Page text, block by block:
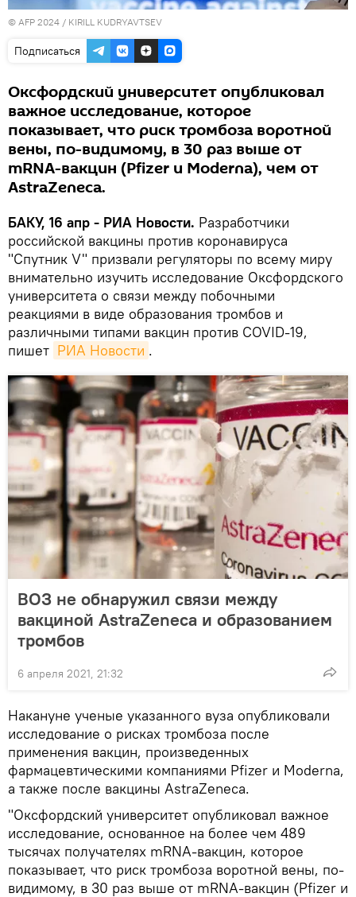
© AFP 2024 / KIRILL KUDRYAVTSEV
Подписаться
Оксфордский университет опубликовал
важное исследование, которое
показывает, что риск тромбоза воротной
вены, по-видимому, в 30 раз выше от
mRNA-вакцин (Pfizer и Moderna), чем от
AstraZeneca.
БАКУ, 16 апр - РИА Новости. Разработчики
российской вакцины против коронавируса
"Спутник V" призвали регуляторы по всему миру
внимательно изучить исследование Оксфордского
университета о связи между побочными
реакциями в виде образования тромбов и
различными типами вакцин против COVID-19,
пишет РИА Новости .
ВОЗ не обнаружил связи между
вакциной AstraZeneca и образованием
тромбов
6 апреля 2021, 21:32
Накануне ученые указанного вуза опубликовали
исследование о рисках тромбоза после
применения вакцин, произведенных
фармацевтическими компаниями Pfizer и Moderna,
а также после вакцины AstraZeneca.
"Оксфордский университет опубликовал важное
исследование, основанное на более чем 489
тысячах получателях mRNA-вакцин, которое
показывает, что риск тромбоза воротной вены, по-
видимому, в 30 раз выше от mRNA-вакцин (Pfizer и